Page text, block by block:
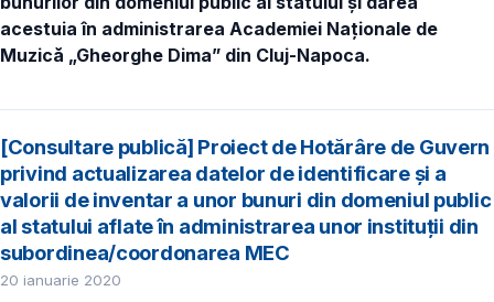
acestuia în administrarea Academiei Naționale de
Muzică „Gheorghe Dima” din Cluj-Napoca.
[Consultare publică] Proiect de Hotărâre de Guvern
privind actualizarea datelor de identificare şi a
valorii de inventar a unor bunuri din domeniul public
al statului aflate în administrarea unor instituții din
subordinea/coordonarea MEC
20 ianuarie 2020